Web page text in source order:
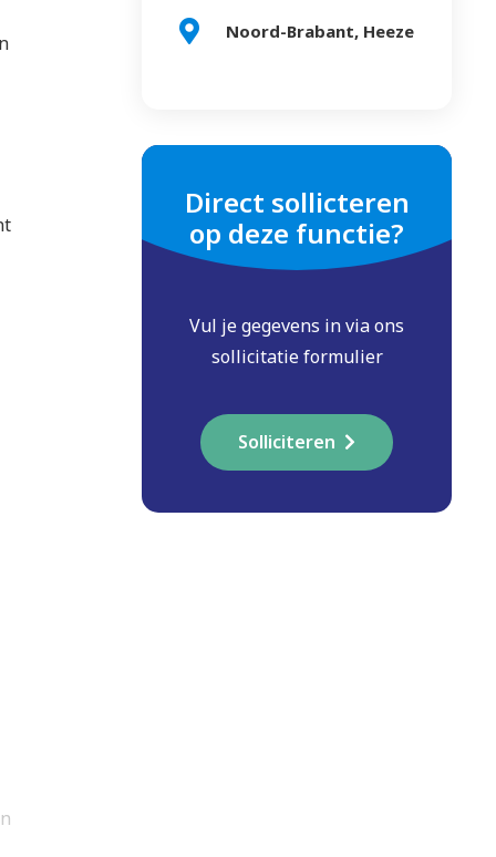
Noord-Brabant, Heeze
Direct sollicteren
op deze functie?
Vul je gegevens in via ons
sollicitatie formulier
Solliciteren